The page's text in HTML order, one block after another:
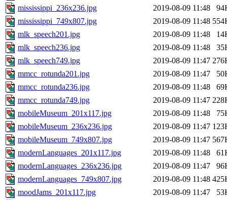
mississippi_236x236.jpg
2019-08-09 11:48
mississippi_749x807.jpg
2019-08-09 11:48
mlk_speech201.jpg
2019-08-09 11:48
mlk_speech236.jpg
2019-08-09 11:48
mlk_speech749.jpg
2019-08-09 11:47
mmcc_rotunda201.jpg
2019-08-09 11:47
mmcc_rotunda236.jpg
2019-08-09 11:48
mmcc_rotunda749.jpg
2019-08-09 11:47
mobileMuseum_201x117.jpg
2019-08-09 11:48
mobileMuseum_236x236.jpg
2019-08-09 11:47
mobileMuseum_749x807.jpg
2019-08-09 11:47
modernLanguages_201x117.jpg
2019-08-09 11:48
modernLanguages_236x236.jpg
2019-08-09 11:47
modernLanguages_749x807.jpg
2019-08-09 11:48
moodJams_201x117.jpg
2019-08-09 11:47